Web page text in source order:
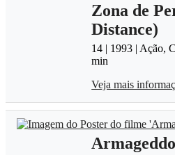
Zona de
Distance)
14 | 1993 | Ação,
min
Veja mais